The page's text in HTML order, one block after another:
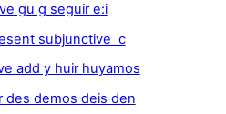
gu g seguir e:i
subjunctive c
add y huir huyamos
des demos deis den